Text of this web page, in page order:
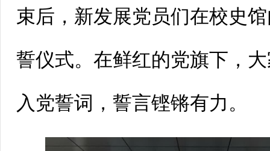
束后，新发展党员们在校史
誓仪式。在鲜红的党旗下，
入党誓词，誓言铿锵有力。